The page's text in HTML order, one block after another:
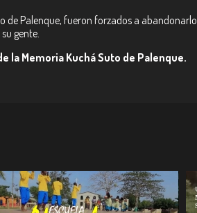
de Palenque, fueron forzados a
gente.
la Memoria Kuchá Suto de Palenque.